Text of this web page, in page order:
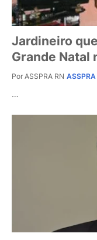
Jardineiro
Grande Natal
Por ASSPRA RN ASSPRA
…